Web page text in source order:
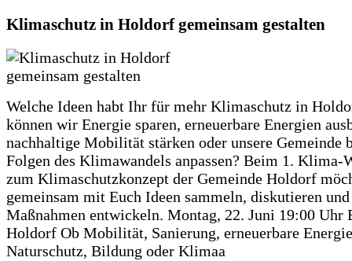
Klimaschutz in Holdorf gemeinsam gestalten
Welche Ideen habt Ihr für mehr Klimaschutz in
können wir Energie sparen, erneuerbare Energien
nachhaltige Mobilität stärken oder unsere Gemeinde
Folgen des Klimawandels anpassen? Beim 1. Klima-
zum Klimaschutzkonzept der Gemeinde Holdorf
gemeinsam mit Euch Ideen sammeln, diskutieren
Maßnahmen entwickeln. Montag, 22. Juni 19:00 Uhr
Holdorf Ob Mobilität, Sanierung, erneuerbare
Naturschutz, Bildung oder Klimaa